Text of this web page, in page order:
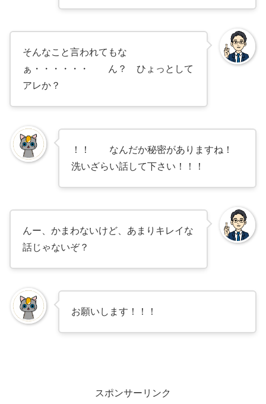
そんなこと言われてもな
ぁ・・・・・・ ん？ ひょっとして
アレか？
！！ なんだか秘密がありますね！
洗いざらい話して下さい！！！
んー、かまわないけど、あまりキレイな
話じゃないぞ？
お願いします！！！
スポンサーリンク